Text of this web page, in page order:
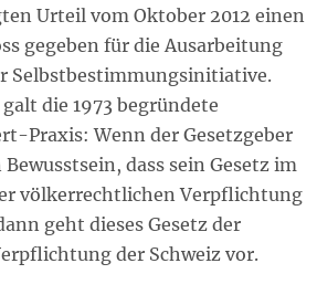
Urteil vom Oktober 2012 einen
gegeben für die Ausarbeitung
Selbstbestimmungsinitiative.
die 1973 begründete
Praxis: Wenn der Gesetzgeber
dass sein Gesetz im
völkerrechtlichen Verpflichtung
geht dieses Gesetz der
der Schweiz vor.